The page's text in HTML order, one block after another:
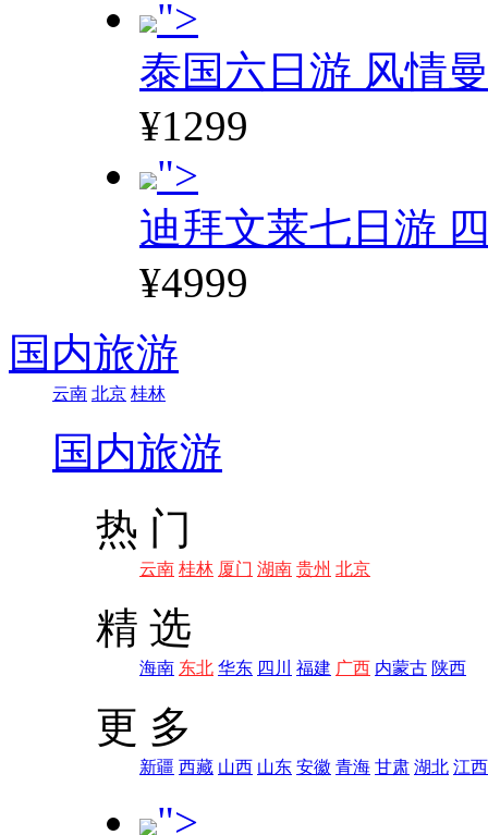
">
泰国六日游 风情
¥1299
">
迪拜文莱七日游
¥4999
国内旅游
云南 北京 桂林
国内旅游
热 门
云南 桂林 厦门 湖南 贵州 北京
精 选
海南 东北 华东 四川 福建 广西 内蒙古 陕西
更 多
新疆 西藏 山西 山东 安徽 青海 甘肃 湖北 江西
">